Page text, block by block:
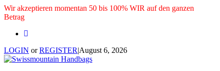
Wir akzeptieren momentan 50 bis 100% WIR auf den ganzen
Betrag
LOGIN orREGISTER|August 6, 2026